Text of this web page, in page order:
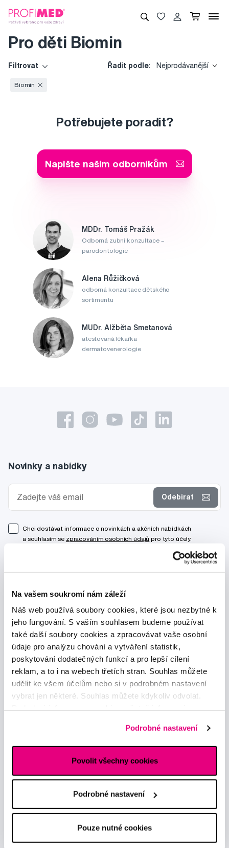
Na vašem soukromí nám záleží
Náš web používá soubory cookies, které jsou nezbytné k
jeho fungování. S vaším souhlasem budeme používat
také další soubory cookies a zpracovávat vaše osobní
údaje pro analýzu chování a vytváření statistik,
poskytování dodatečných funkcí a pro lepší cílení
reklam, a to i na webech třetích stran. Souhlas můžete
udělit ke všem účelům nebo si v podrobném nastavení
vybrat jen některé. Souhlas můžete kdykoliv odvolat.
Podrobné nastavení
Povolit všechny cookies
Podrobné nastavení
Pouze nutné cookies
Pro děti Biomin
Filtrovat Řadit podle: Nejprodávanější
Biomin
Potřebujete poradit?
Napište našim odborníkům
MDDr. Tomáš Pražák
Odborná zubní konzultace –
parodontologie
Alena Růžičková
odborná konzultace dětského
sortimentu
MUDr. Alžběta Smetanová
atestovaná lékařka
dermatovenerologie
Zeptat se v poradně
Zpracování údajů - smlouva
Novinky a nabídky
Odebírat
Chci dostávat informace o novinkách a akčních nabídkách
a souhlasím se zpracováním osobních údajů pro tyto účely.